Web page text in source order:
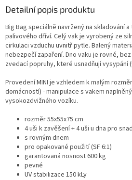
Detailní popis produktu
Big Bag speciálně navržený na skladování
palivového dříví. Celý vak je vyrobený ze
cirkulaci vzduchu uvnitř pytle. Balený
nebezpečí zapaření. Dno vaku je rovné,
zvedací popruhy, které usnadňují vysypání
Provedení MINI je vzhledem k malým
domácností) - manipulace s vakem
vysokozdvižného vozíku.
rozměr 55x55x75 cm
4 uši k zavěšení + 4 uši u dna pro
s rovným dnem
pro opakované použití (SF 6:1)
garantovaná nosnost 600 kg
pevné
UV stabilizace 150 kLy